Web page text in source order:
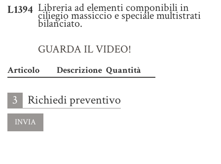
L1394 Libreria ad elementi componibili in
ciliegio massiccio e speciale multistrati
bilanciato.
GUARDA IL VIDEO!
Articolo Descrizione Quantità
3 Richiedi preventivo